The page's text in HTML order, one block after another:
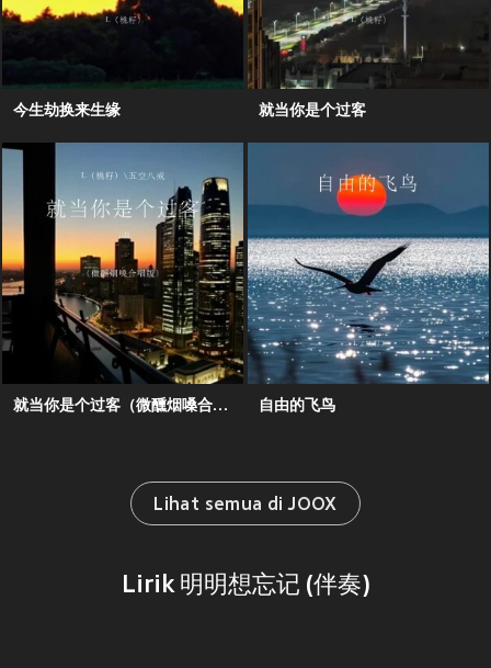
今生劫换来生缘 就当你是个过客
就当你是个过客（微醺烟嗓合唱版） 自由的飞鸟
Lihat semua di JOOX
Lirik 明明想忘记 (伴奏)